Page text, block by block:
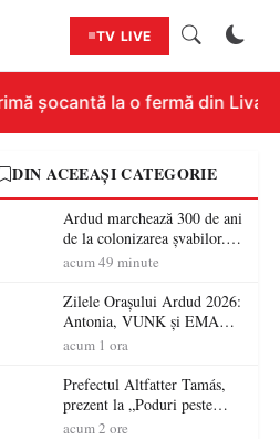
TV LIVE
șocantă la o fermă din
DIN ACEEAȘI CATEGORIE
Ardud marchează 300 de ani
de la colonizarea șvabilor.
Jubileul va fi sărbătorit pe 8
acum 49 minute
Zilele Orașului Ardud 2026:
Antonia, VUNK și EMAA
urcă pe scena Cetății Ardud.
acum 1 ora
Prefectul Altfatter Tamás,
prezent la „Poduri peste
granițe – Zilele Diasporei
acum 2 ore